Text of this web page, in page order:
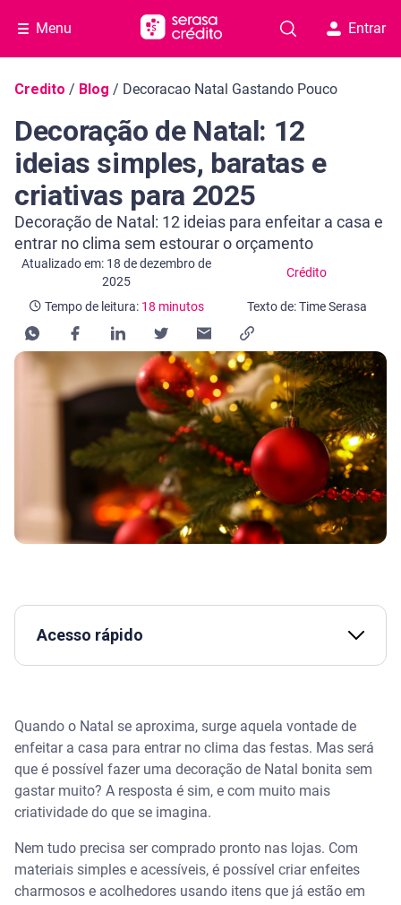
Menu Entrar
Navegação do blog
Credito / Blog / Decoracao Natal Gastando Pouco
Decoração de Natal: 12
ideias simples, baratas e
criativas para 2025
Decoração de Natal: 12 ideias para enfeitar a casa e
entrar no clima sem estourar o orçamento
Atualizado em: 18 de dezembro de
2025
Crédito
Categoria Crédito
Tempo de leitura: 18 minutos
Tempo de leitura: 18 minutos
Texto de: Time Serasa
Acesso rápido
Cores em alta
Materiais naturais e sustentáveis
Quando montar a decoração de Natal em 2025?
Quando o Natal se aproxima, surge aquela vontade de
enfeitar a casa para entrar no clima das festas. Mas será
que é possível fazer uma decoração de Natal bonita sem
gastar muito? A resposta é sim, e com muito mais
criatividade do que se imagina.
Nem tudo precisa ser comprado pronto nas lojas. Com
materiais simples e acessíveis, é possível criar enfeites
charmosos e acolhedores usando itens que já estão em